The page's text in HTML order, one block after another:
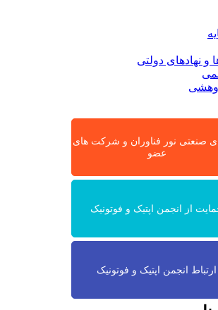
نهادهای دولتی
صنعتی نور فناوران و شرکت های
عضو
از انجمن اپتیک و فوتونیک
انجمن اپتیک و فوتونیک